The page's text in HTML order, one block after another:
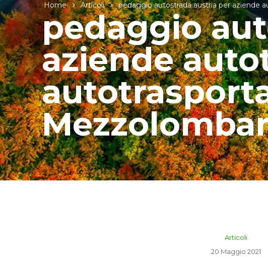
Home Articoli pedaggio autostrada austria per aziende
pedaggio
aziende
Articoli
20 Maggio 2021